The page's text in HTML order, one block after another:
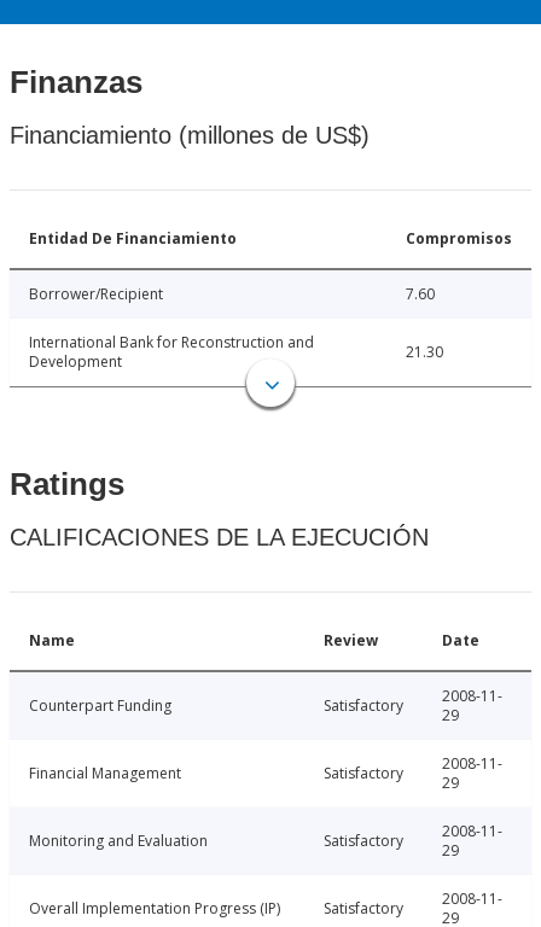
Finanzas
Financiamiento (millones de US$)
Entidad De Financiamiento Compromisos
Borrower/Recipient 7.60
International Bank for Reconstruction and
Development
21.30
Ratings
CALIFICACIONES DE LA EJECUCIÓN
Name Review Date
Counterpart Funding Satisfactory
2008-11-
29
Financial Management Satisfactory
2008-11-
29
Monitoring and Evaluation Satisfactory
2008-11-
29
Overall Implementation Progress (IP) Satisfactory
2008-11-
29